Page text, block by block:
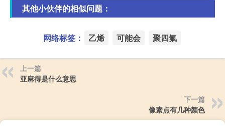
其他小伙伴的相似问题：
网络标签： 乙烯 可能会 聚四氟
上一篇
亚麻得是什么意思
下一篇
像素点有几种颜色